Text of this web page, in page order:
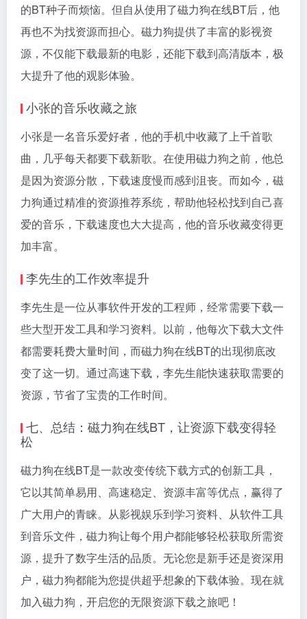
的BT种子而烦恼。但自从使用了磁力狗在线BT后，他
再也不为找资源而担心。磁力狗提供了丰富的影视资
源，不仅能下载最新的电影，还能下载到高清版本，极
大提升了他的观影体验。
小张的音乐收藏之旅
小张是一名音乐爱好者，他的手机中收藏了上千首歌
曲，几乎每天都要下载新歌。在使用磁力狗之前，他总
是因为资源分散，下载速度慢而感到沮丧。而如今，磁
力狗通过精准的资源推荐系统，帮助他轻松找到自己喜
爱的音乐，下载速度也大大提高，他的音乐收藏变得更
加丰富。
李先生的工作效率提升
李先生是一位从事软件开发的工程师，经常需要下载一
些大型开发工具和学习资料。以前，他每次下载大文件
都需要耗费大量时间，而磁力狗在线BT的出现彻底改
变了这一切。通过高速下载，李先生能快速获取需要的
资源，节省了宝贵的工作时间。
七、总结：磁力狗在线BT，让资源下载变得轻
松
磁力狗在线BT是一款改变传统下载方式的创新工具，
它以其简单易用、高速稳定、资源丰富等优点，赢得了
广大用户的青睐。从影视娱乐到学习资料、从软件工具
到音乐文件，磁力狗让每个用户都能够轻松获取所需资
源，提升了数字生活的品质。无论您是新手还是资深用
户，磁力狗都能为您提供超乎想象的下载体验。现在就
加入磁力狗，开启您的无限资源下载之旅吧！